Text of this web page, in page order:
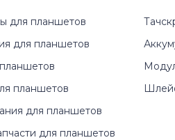
для планшетов
для планшетов
планшетов
для планшетов
для планшетов